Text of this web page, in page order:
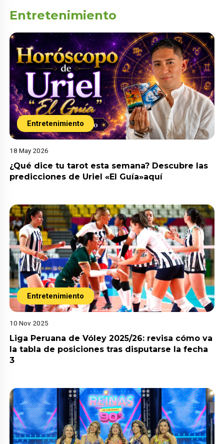
Entretenimiento
Entretenimiento
18 May 2026
¿Qué dice tu tarot esta semana? Descubre las
predicciones de Uriel «El Guía»aquí
Entretenimiento
10 Nov 2025
Liga Peruana de Vóley 2025/26: revisa cómo va
la tabla de posiciones tras disputarse la fecha
3